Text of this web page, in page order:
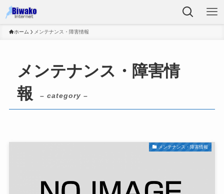
ホーム メンテナンス・障害情報
メンテナンス・障害情
報
– category –
メンテナンス・障害情報